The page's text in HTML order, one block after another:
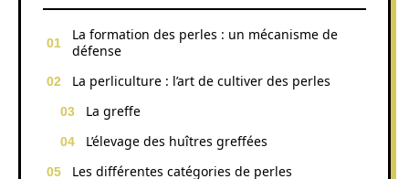
La formation des perles : un mécanisme de
défense
La perliculture : l’art de cultiver des perles
La greffe
L’élevage des huîtres greffées
Les différentes catégories de perles